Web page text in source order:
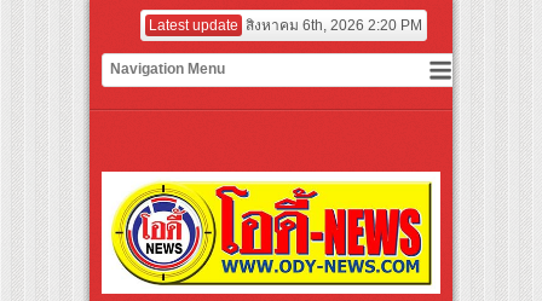
Latest update สิงหาคม 6th, 2026 2:20 PM